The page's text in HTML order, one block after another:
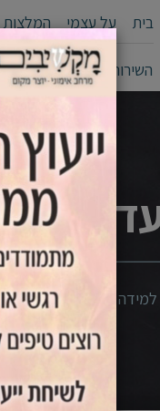
בית על עצמי המלצות
השירותים שלי קהלי יעד
למידה